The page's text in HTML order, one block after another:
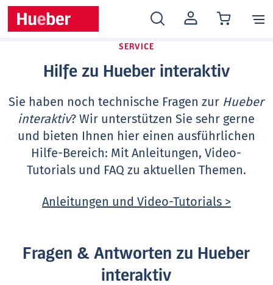
MEIN
KONTO
SERVICE
Hilfe zu Hueber interaktiv
Sie haben noch technische Fragen zur Hueber
interaktiv? Wir unterstützen Sie sehr gerne
und bieten Ihnen hier einen ausführlichen
Hilfe-Bereich: Mit Anleitungen, Video-
Tutorials und FAQ zu aktuellen Themen.
Anleitungen und Video-Tutorials >
Fragen & Antworten zu Hueber
interaktiv